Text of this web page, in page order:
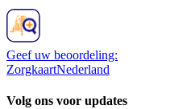
Geef uw beoordeling:
ZorgkaartNederland
Volg ons voor updates